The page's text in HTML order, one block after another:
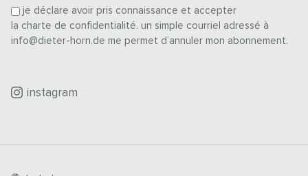
je déclare avoir pris connaissance et accepter
la charte de confidentialité. un simple courriel adressé à
info@dieter-horn.de me permet d’annuler mon abonnement.
instagram